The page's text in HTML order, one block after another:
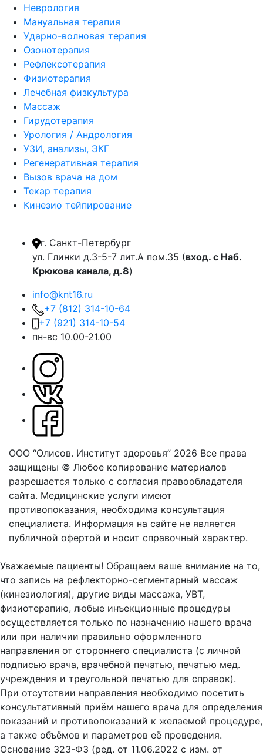
Неврология
Мануальная терапия
Ударно-волновая терапия
Озонотерапия
Рефлексотерапия
Физиотерапия
Лечебная физкультура
Массаж
Гирудотерапия
Урология / Андрология
УЗИ, анализы, ЭКГ
Регенеративная терапия
Вызов врача на дом
Текар терапия
Кинезио тейпирование
г. Санкт-Петербург
ул. Глинки д.3-5-7 лит.А пом.35 (вход. с Наб.
Крюкова канала, д.8)
info@knt16.ru
+7 (812) 314-10-64
+7 (921) 314-10-54
пн-вс 10.00-21.00
ООО “Олисов. Институт здоровья” 2026 Все права
защищены © Любое копирование материалов
разрешается только с согласия правообладателя
сайта. Медицинские услуги имеют
противопоказания, необходима консультация
специалиста. Информация на сайте не является
публичной офертой и носит справочный характер.
Уважаемые пациенты! Обращаем ваше внимание на то,
что запись на рефлекторно-сегментарный массаж
(кинезиология), другие виды массажа, УВТ,
физиотерапию, любые инъекционные процедуры
осуществляется только по назначению нашего врача
или при наличии правильно оформленного
направления от стороннего специалиста (с личной
подписью врача, врачебной печатью, печатью мед.
учреждения и треугольной печатью для справок).
При отсутствии направления необходимо посетить
консультативный приём нашего врача для определения
показаний и противопоказаний к желаемой процедуре,
а также объёмов и параметров её проведения.
Основание 323-ФЗ (ред. от 11.06.2022 с изм. от